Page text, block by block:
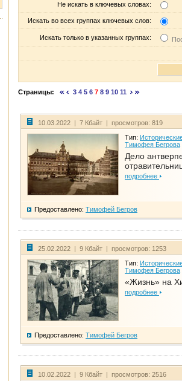
Не искать в ключевых словах:
Искать во всех группах ключевых слов:
Искать только в указанных группах:
Страницы: 3 4 5 6 7 8 9 10 11
10.03.2022 | 7 Кбайт | просмотров: 819
Тип:
Тимофея Бегрова
Дело
подробнее
Предоставлено: Тимофей Бегров
25.02.2022 | 9 Кбайт | просмотров: 1253
Тип:
Тимофея Бегрова
«Жизнь» на
подробнее
Предоставлено: Тимофей Бегров
10.02.2022 | 9 Кбайт | просмотров: 2516